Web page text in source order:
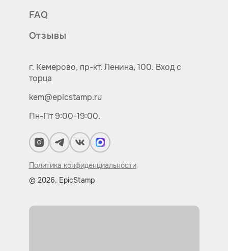
FAQ
Отзывы
г. Кемерово, пр-кт. Ленина, 100. Вход с
торца
kem@epicstamp.ru
Пн-Пт 9:00-19:00.
Политика конфиденциальности
© 2026, EpicStamp